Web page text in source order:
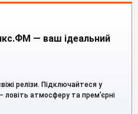
— ваш ідеальний
релізи. Підключайтеся у
ловіть атмосферу та прем’єрні